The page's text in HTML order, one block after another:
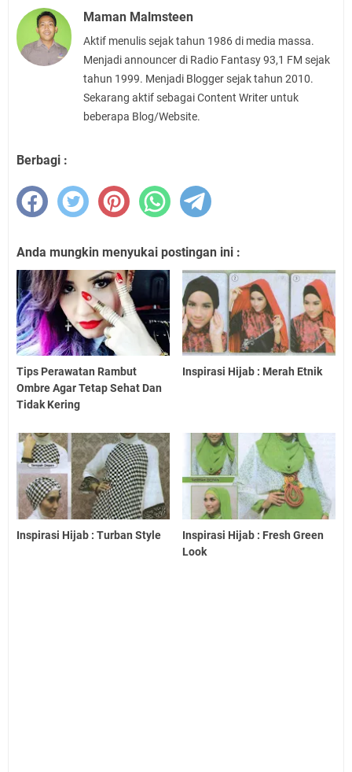
Maman Malmsteen
Aktif menulis sejak tahun 1986 di media massa.
Menjadi announcer di Radio Fantasy 93,1 FM sejak
tahun 1999. Menjadi Blogger sejak tahun 2010.
Sekarang aktif sebagai Content Writer untuk
beberapa Blog/Website.
Berbagi :
Anda mungkin menyukai postingan ini :
Tips Perawatan Rambut
Ombre Agar Tetap Sehat Dan
Tidak Kering
Inspirasi Hijab : Merah Etnik
Inspirasi Hijab : Turban Style
Inspirasi Hijab : Fresh Green
Look